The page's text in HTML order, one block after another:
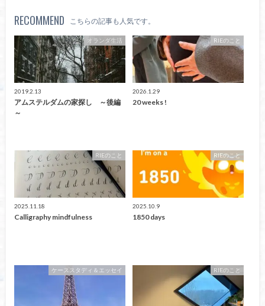
RECOMMEND こちらの記事も人気です。
オランダ生活
2019.2.13
アムステルダムの家探し ～後編
～
RIEのこと
2026.1.29
20 weeks !
RIEのこと
2025.11.18
Calligraphy mindfulness
RIEのこと
2025.10.9
1850 days
ケーススタディ＆エッセイ RIEのこと